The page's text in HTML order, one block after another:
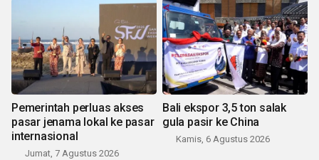
Pemerintah perluas akses
pasar jenama lokal ke pasar
internasional
Jumat, 7 Agustus 2026
Bali ekspor 3,5 ton salak
gula pasir ke China
Kamis, 6 Agustus 2026